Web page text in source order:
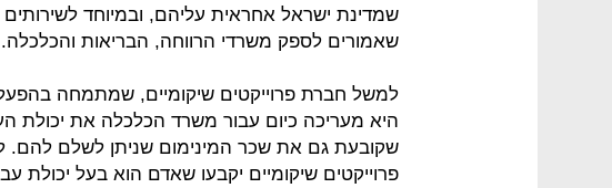
שמדינת ישראל אחראית עליהם, ובמיוחד לשירותים
שאמורים לספק משרדי הרווחה, הבריאות והכלכלה.
למשל חברת פרוייקטים שיקומיים, שמתמחה
היא מעריכה כיום עבור משרד הכלכלה את יכולת
שקובעת גם את שכר המינימום שניתן לשלם להם.